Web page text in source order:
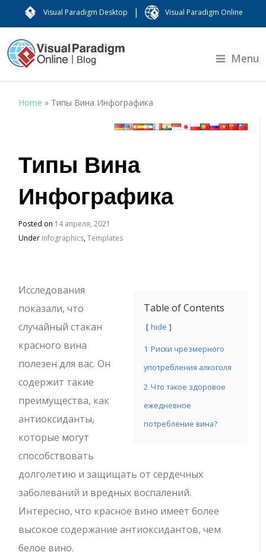
Visual Paradigm Desktop | Visual Paradigm Online
Menu
Home » Типы Вина Инфографика
Типы Вина
Инфографика
Posted on 14 апреля, 2021
Under Infographics,Templates
Table of Contents
hide
1 Риски чрезмерного
употребления алкоголя
2 Что такое здоровое
ежедневное
потребление вина?
Исследования
показали, что
случайный стакан
красного вина
полезен для вас. Он
содержит такие
преимущества, как
антиоксиданты,
которые могут
способствовать
долголетию и защищать от сердечных
заболеваний и вредных воспалений.
Интересно, что красное вино имеет более
высокое содержание антиоксидантов, чем
белое вино.